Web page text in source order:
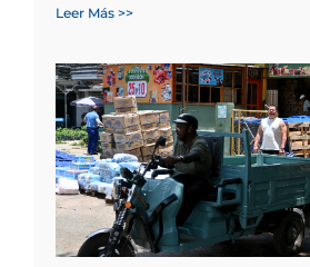
Leer Más >>